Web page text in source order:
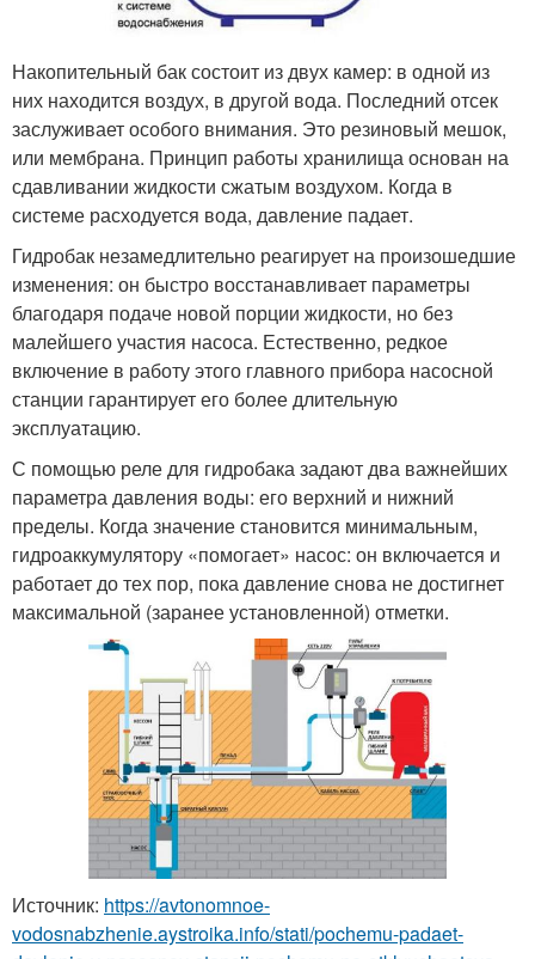
Накопительный бак состоит из двух камер: в одной из
них находится воздух, в другой вода. Последний отсек
заслуживает особого внимания. Это резиновый мешок,
или мембрана. Принцип работы хранилища основан на
сдавливании жидкости сжатым воздухом. Когда в
системе расходуется вода, давление падает.
Гидробак незамедлительно реагирует на произошедшие
изменения: он быстро восстанавливает параметры
благодаря подаче новой порции жидкости, но без
малейшего участия насоса. Естественно, редкое
включение в работу этого главного прибора насосной
станции гарантирует его более длительную
эксплуатацию.
С помощью реле для гидробака задают два важнейших
параметра давления воды: его верхний и нижний
пределы. Когда значение становится минимальным,
гидроаккумулятору «помогает» насос: он включается и
работает до тех пор, пока давление снова не достигнет
максимальной (заранее установленной) отметки.
Источник: https://avtonomnoe-
vodosnabzhenie.aystroika.info/stati/pochemu-padaet-